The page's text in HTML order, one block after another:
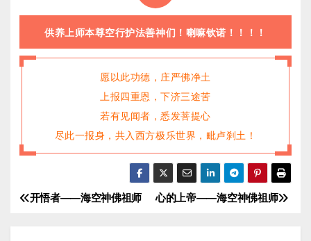
供养上师本尊空行护法善神们！喇嘛钦诺！！！！
愿以此功德，庄严佛净土
上报四重恩，下济三途苦
若有见闻者，悉发菩提心
尽此一报身，共入西方极乐世界，毗卢刹土！
文
心的上帝——海空神佛祖师
开悟者——海空神佛祖师